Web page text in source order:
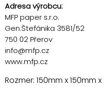
Adresa výrobcu:
MFP paper s.r.o.
Gen.Štefánika 3581/52
750 02 Přerov
info@mfp.cz
www.mfp.cz
Rozmer: 150mm x 150mm